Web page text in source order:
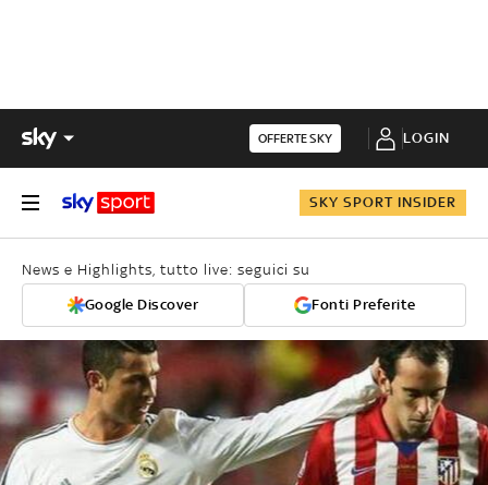
OFFERTE SKY LOGIN
SKY SPORT INSIDER
News e Highlights, tutto live: seguici su
Google Discover Fonti Preferite